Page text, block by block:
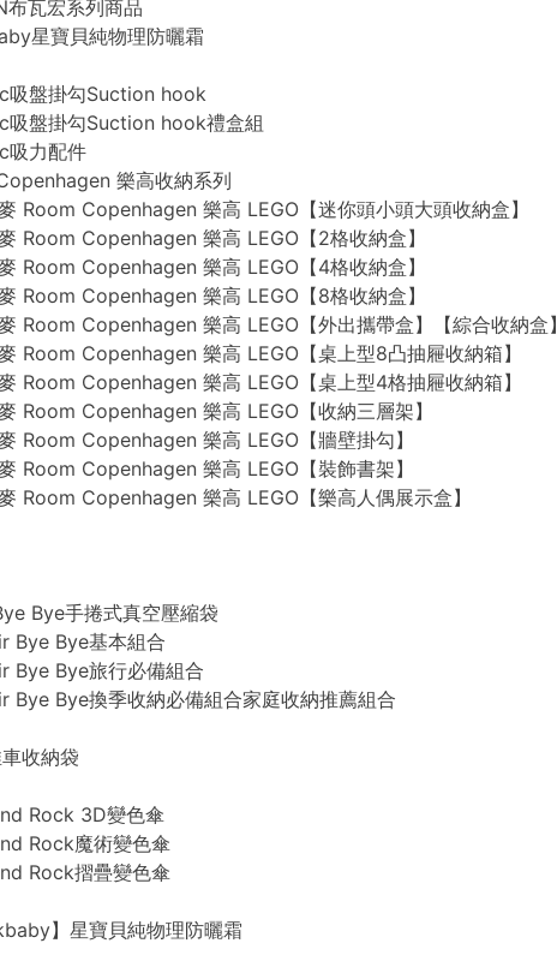
布瓦宏系列商品
星寶貝純物理防曬霜
吸盤掛勾Suction hook
吸盤掛勾Suction hook禮盒組
吸力配件
樂高收納系列
Room Copenhagen 樂高 LEGO【迷你頭小頭大頭收納盒】
Room Copenhagen 樂高 LEGO【2格收納盒】
Room Copenhagen 樂高 LEGO【4格收納盒】
Room Copenhagen 樂高 LEGO【8格收納盒】
Room Copenhagen 樂高 LEGO【外出攜帶盒】【綜合收納盒】
Room Copenhagen 樂高 LEGO【桌上型8凸抽屜收納箱】
Room Copenhagen 樂高 LEGO【桌上型4格抽屜收納箱】
Room Copenhagen 樂高 LEGO【收納三層架】
Room Copenhagen 樂高 LEGO【牆壁掛勾】
Room Copenhagen 樂高 LEGO【裝飾書架】
Room Copenhagen 樂高 LEGO【樂高人偶展示盒】
Bye手捲式真空壓縮袋
Bye Bye基本組合
Bye Bye旅行必備組合
Bye Bye換季收納必備組合家庭收納推薦組合
收納袋
Rock 3D變色傘
Rock魔術變色傘
Rock摺疊變色傘
】星寶貝純物理防曬霜